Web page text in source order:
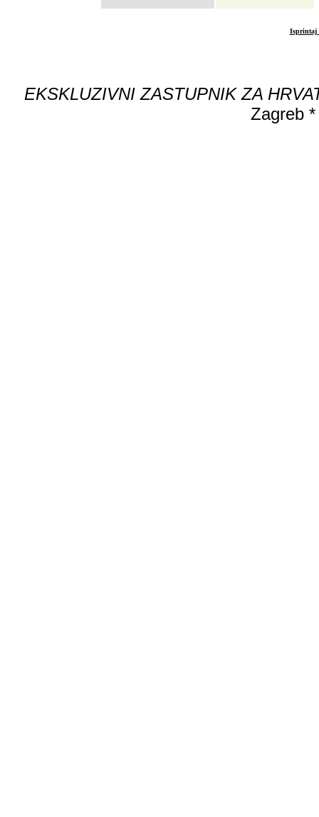
Isprintaj
EKSKLUZIVNI ZASTUPNIK ZA
Zagreb